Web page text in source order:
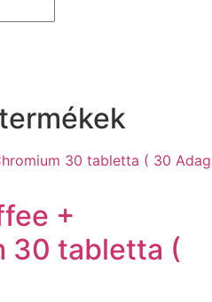
+
30 tabletta (